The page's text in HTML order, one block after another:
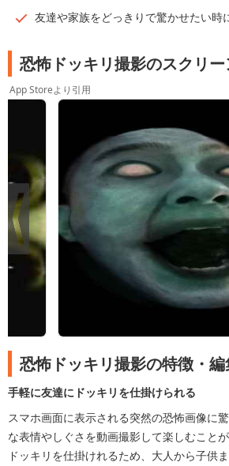
友達や家族をどっきりで驚かせたい時
恐怖ドッキリ撮影のスクリー
App Storeより引用
恐怖ドッキリ撮影の特徴・
手軽に友達にドッキリを仕掛けられる
スマホ画面に表示される突然の恐怖画像に
な表情やしぐさを動画撮影して楽しむこと
ドッキリを仕掛けれるため、大人から子供